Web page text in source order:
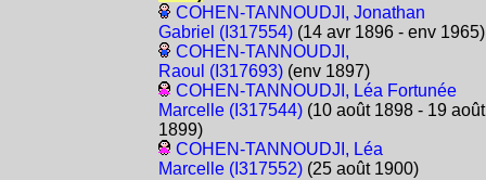
COHEN-TANNOUDJI, Jonathan
Gabriel (I317554)(14 avr 1896 - env 1965)
COHEN-TANNOUDJI,
Raoul (I317693)(env 1897)
COHEN-TANNOUDJI, Léa Fortunée
Marcelle (I317544)(10 août 1898 - 19 août
1899)
COHEN-TANNOUDJI, Léa
Marcelle (I317552)(25 août 1900)